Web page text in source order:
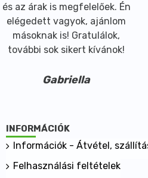
és az árak is megfelelőek. Én
elégedett vagyok, ajánlom
másoknak is! Gratulálok,
további sok sikert kívánok!
Gabriella
INFORMÁCIÓK
Információk - Átvétel,
Felhasználási feltételek